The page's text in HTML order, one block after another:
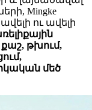
Mingke
ու ավելի
թխում,
մեծ